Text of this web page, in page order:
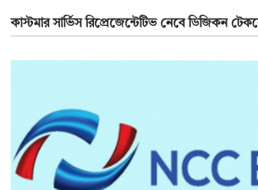
কাস্টমার সার্ভিস রিপ্রেজেন্টেটিভ নেবে ডিজিকন